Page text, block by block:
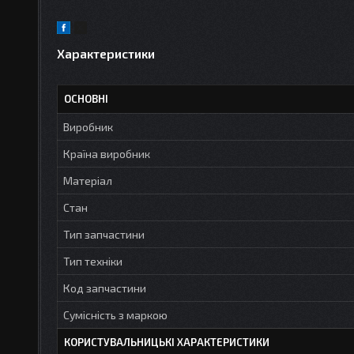
Характеристики
ОСНОВНІ
Виробник
Країна виробник
Матеріал
Стан
Тип запчастини
Тип техніки
Код запчастини
Сумісність з маркою
КОРИСТУВАЛЬНИЦЬКІ ХАРАКТЕРИСТИКИ